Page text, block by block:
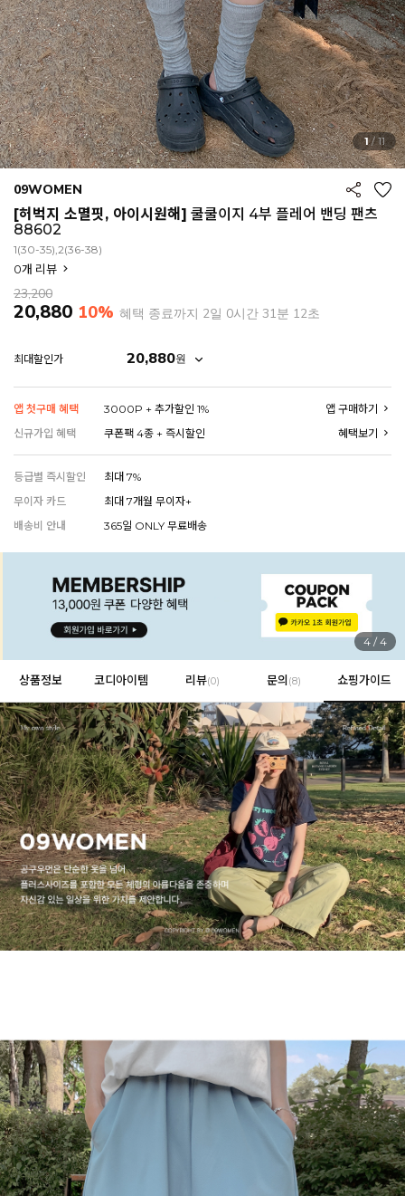
EVERY, SAY
인플루언서 PICK한 지금 꼭 필요한 장마룩!
1/11
09WOMEN
[허벅지 소멸핏, 아이시원해] 쿨쿨이지 4부 플레어 밴딩 팬츠
88602
1(30-35),2(36-38)
0개 리뷰
23,200
20,880 10% 혜택 종료까지 2일 0시간 31분 10초
최대할인가 20,880원
앱 첫구매 혜택 3000P + 추가할인 1%
앱 구매하기
신규가입 혜택
쿠폰팩 4종 + 즉시할인 혜택보기
등급별 즉시할인
최대 7%
무이자 카드
최대 7개월 무이자+
배송비 안내
365일 ONLY 무료배송
4/4
상품정보 코디아이템 리뷰(0) 문의 (8) 쇼핑가이드